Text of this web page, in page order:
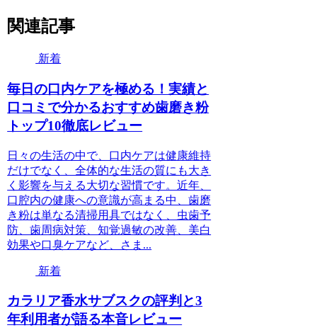
関連記事
新着
毎日の口内ケアを極める！実績と
口コミで分かるおすすめ歯磨き粉
トップ10徹底レビュー
日々の生活の中で、口内ケアは健康維持
だけでなく、全体的な生活の質にも大き
く影響を与える大切な習慣です。近年、
口腔内の健康への意識が高まる中、歯磨
き粉は単なる清掃用具ではなく、虫歯予
防、歯周病対策、知覚過敏の改善、美白
効果や口臭ケアなど、さま...
新着
カラリア香水サブスクの評判と3
年利用者が語る本音レビュー